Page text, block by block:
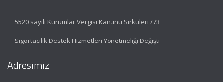
5520 sayılı Kurumlar Vergisi Kanunu Sirküleri /73
Sigortacılık Destek Hizmetleri Yönetmeliği Değişti
Adresimiz